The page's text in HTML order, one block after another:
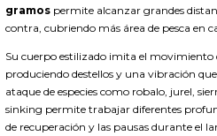
gramos permite alcanzar grandes
contra, cubriendo más área de pesca en
Su cuerpo estilizado imita el movimiento
produciendo destellos y una vibración
ataque de especies como robalo, jurel,
sinking permite trabajar diferentes
de recuperación y las pausas durante el